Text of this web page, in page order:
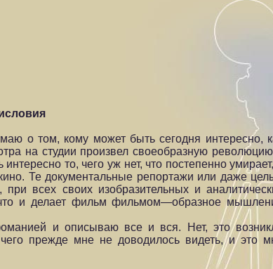
о том, кому может быть сегодня интересно,
на студии произвел своеобразную
то, чего уж нет, что постепенно
Те документальные репортажи или даже
всех своих изобразительных и
что и делает фильм фильмом—образное
и описываю все и вся. Нет, это
чего прежде мне не доводилось видеть, и это